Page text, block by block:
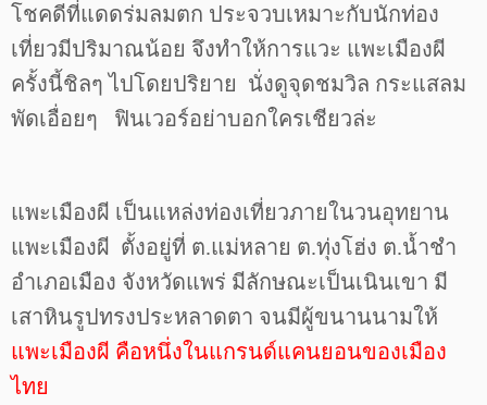
โชคดีที่แดดร่มลมตก ประจวบเหมาะกับนักท่อง
เที่ยวมีปริมาณน้อย จึงทำให้การแวะ แพะเมืองผี
ครั้งนี้ชิลๆ ไปโดยปริยาย นั่งดูจุดชมวิล กระแสลม
พัดเอื่อยๆ ฟินเวอร์อย่าบอกใครเชียวล่ะ
แพะเมืองผี เป็นแหล่งท่องเที่ยวภายในวนอุทยาน
แพะเมืองผี ตั้งอยู่ที่ ต.แม่หลาย ต.ทุ่งโฮ่ง ต.น้ำชำ
อำเภอเมือง จังหวัดแพร่ มีลักษณะเป็นเนินเขา มี
เสาหินรูปทรงประหลาดตา จนมีผู้ขนานนามให้
แพะเมืองผี คือหนึ่งในแกรนด์แคนยอนของเมือง
ไทย